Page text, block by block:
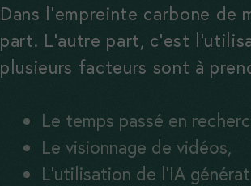
Dans l’empreinte carbone
part. L’autre part, c’est
plusieurs facteurs sont à
Le temps passé en
Le visionnage de vidéos,
L’utilisation de l’IA